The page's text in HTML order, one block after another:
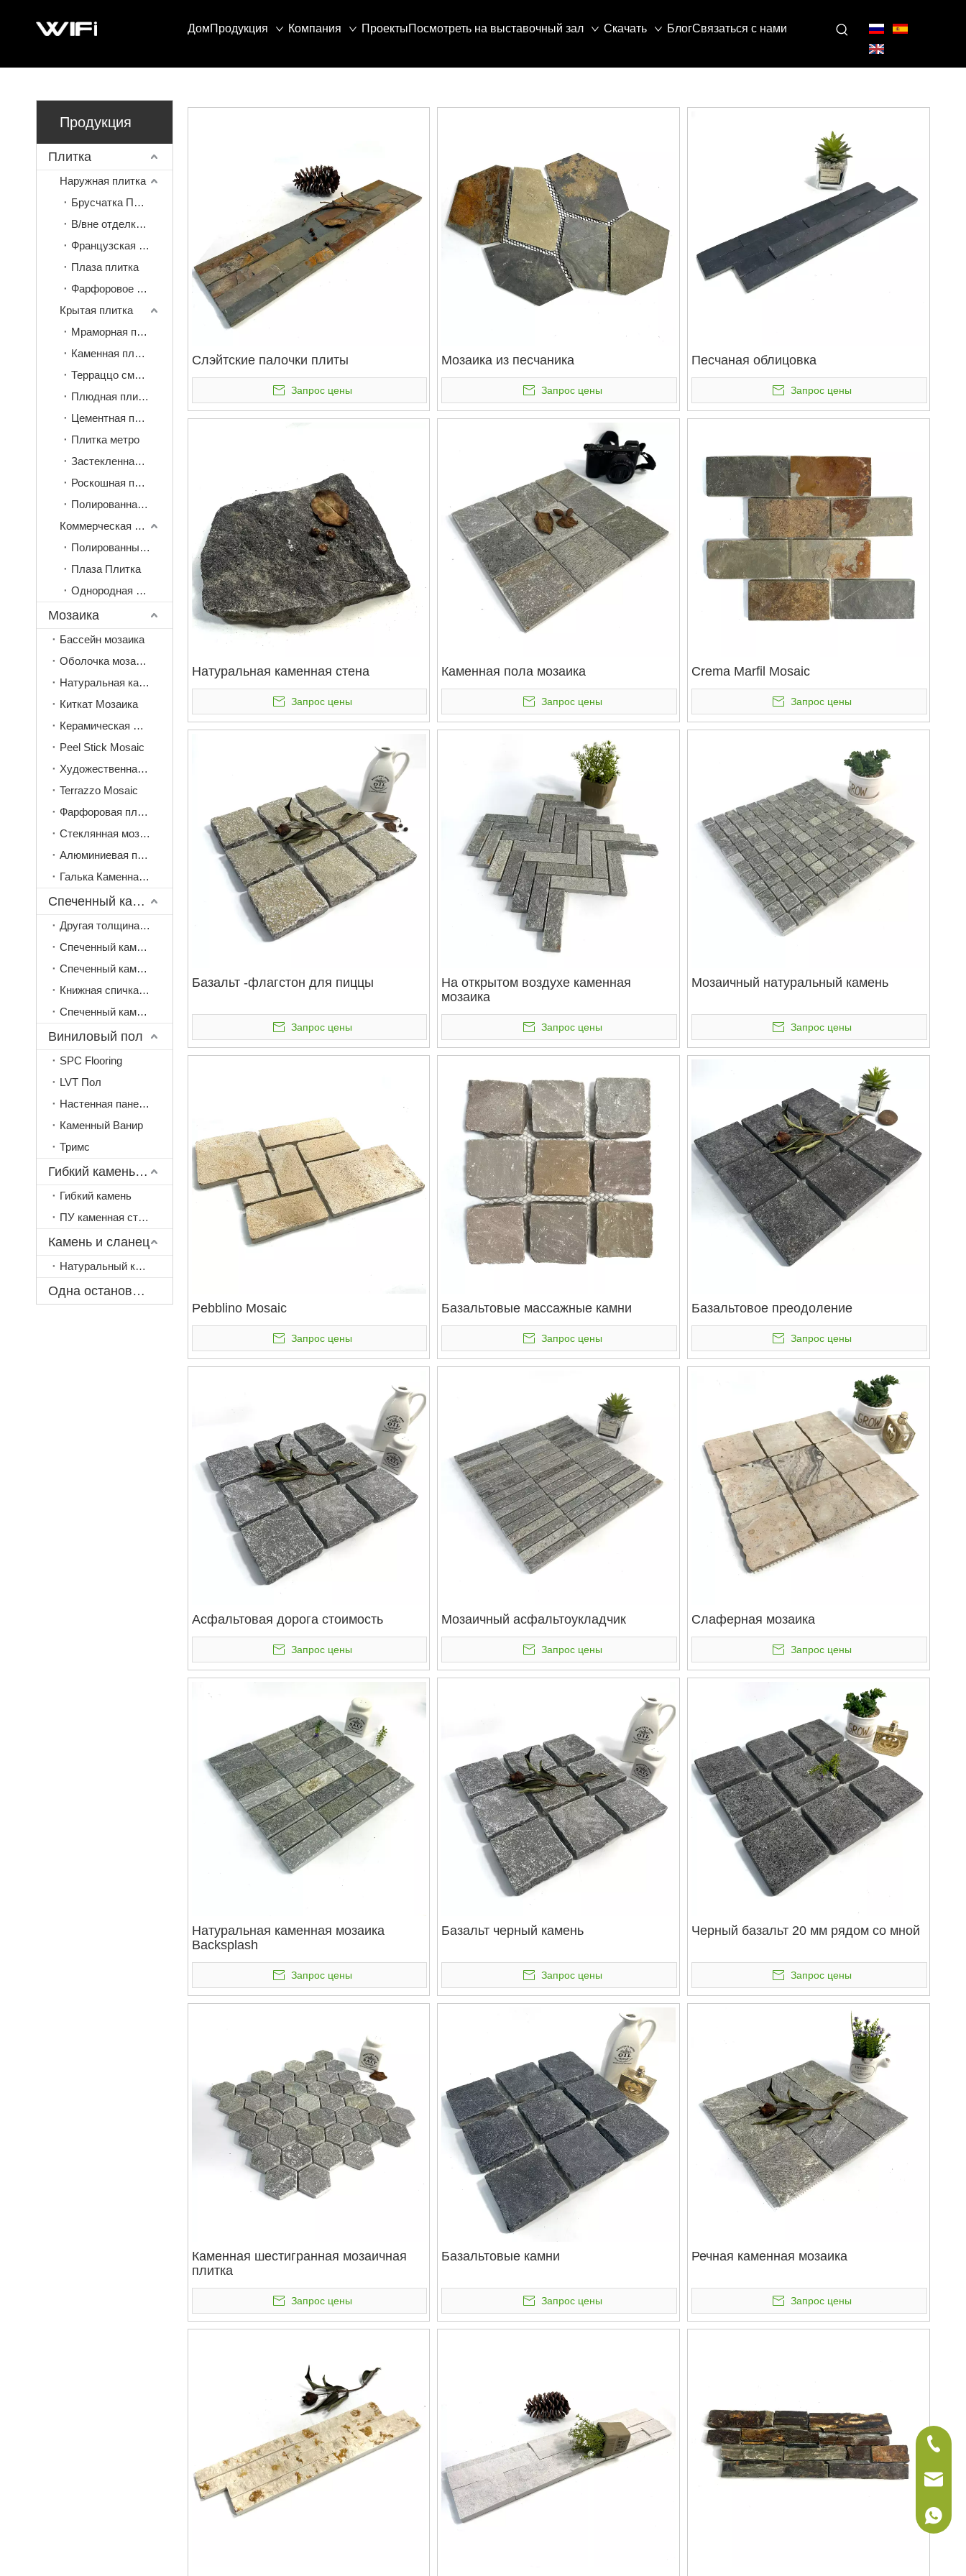
ДомПродукция Компания ПроектыПосмотреть на выставочный зал Скачать БлогСвязаться с нами
Продукция
Плитка
Наружная плитка
Брусчатка Плитка
В/вне отделки плитки
Французская плитка
Плаза плитка
Фарфоровое покрытие
Крытая плитка
Мраморная плитка
Каменная плитка
Терраццо смотрит плитка
Плюдная плитка
Цементная плитка
Плитка метро
Застекленная полированная плитка
Роскошная плитка под камень
Полированная кристаллическая плитка
Коммерческая плитка
Полированные фарфоровые плитки
Плаза Плитка
Однородная плитка
Мозаика
Бассейн мозаика
Оболочка мозаика
Натуральная камень мозаика
Киткат Мозаика
Керамическая мозаика
Peel Stick Mosaic
Художественная мозаика
Terrazzo Mosaic
Фарфоровая плитка мозаика
Стеклянная мозаика
Алюминиевая пили и палка мозаика
Галька Каменная мозаика
Спеченный камень
Другая толщина (3 мм, 6 мм, 9 мм)
Спеченный камень 12 мм
Спеченный камень 20 мм
Книжная спичка спеченный камень
Спеченный камень всего тела
Виниловый пол
SPC Flooring
LVT Пол
Настенная панель ПВХ
Каменный Ванир
Тримс
Гибкий камень и камень
Гибкий камень
ПУ каменная стеновая панель
Камень и сланец
Натуральный камень
Одна остановка служба
Слэйтские палочки плиты
Запрос цены
Мозаика из песчаника
Запрос цены
Песчаная облицовка
Запрос цены
Натуральная каменная стена
Запрос цены
Каменная пола мозаика
Запрос цены
Crema Marfil Mosaic
Запрос цены
Базальт -флагстон для пиццы
Запрос цены
На открытом воздухе каменная
мозаика
Запрос цены
Мозаичный натуральный камень
Запрос цены
Pebblino Mosaic
Запрос цены
Базальтовые массажные камни
Запрос цены
Базальтовое преодоление
Запрос цены
Асфальтовая дорога стоимость
Запрос цены
Мозаичный асфальтоукладчик
Запрос цены
Слаферная мозаика
Запрос цены
Натуральная каменная мозаика
Backsplash
Запрос цены
Базальт черный камень
Запрос цены
Черный базальт 20 мм рядом со мной
Запрос цены
Каменная шестигранная мозаичная
плитка
Запрос цены
Базальтовые камни
Запрос цены
Речная каменная мозаика
Запрос цены
+86-
+86-